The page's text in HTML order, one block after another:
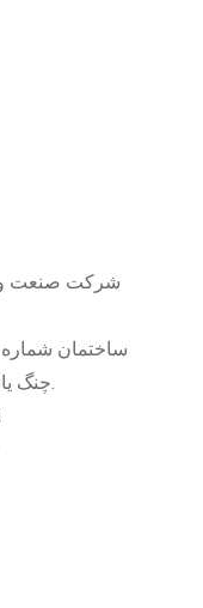
شرکت صنعت و